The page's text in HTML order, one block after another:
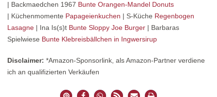
| Backmaedchen 1967 Bunte Orangen-Mandel Donuts
| Küchenmomente Papageienkuchen | S-Küche Regenbogen
Lasagne | Ina Is(s)t Bunte Sloppy Joe Burger | Barbaras
Spielwiese Bunte Klebreisbällchen in Ingwersirup
Disclaimer: *Amazon-Sponsorlink, als Amazon-Partner verdiene
ich an qualifizierten Verkäufen